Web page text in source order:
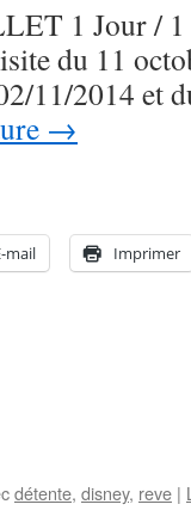
1 Jour /
du 11
11/2014 et
→
mail Imprimer
détente, disney, reve |